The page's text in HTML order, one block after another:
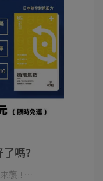
嗎?
襲!! ⋯